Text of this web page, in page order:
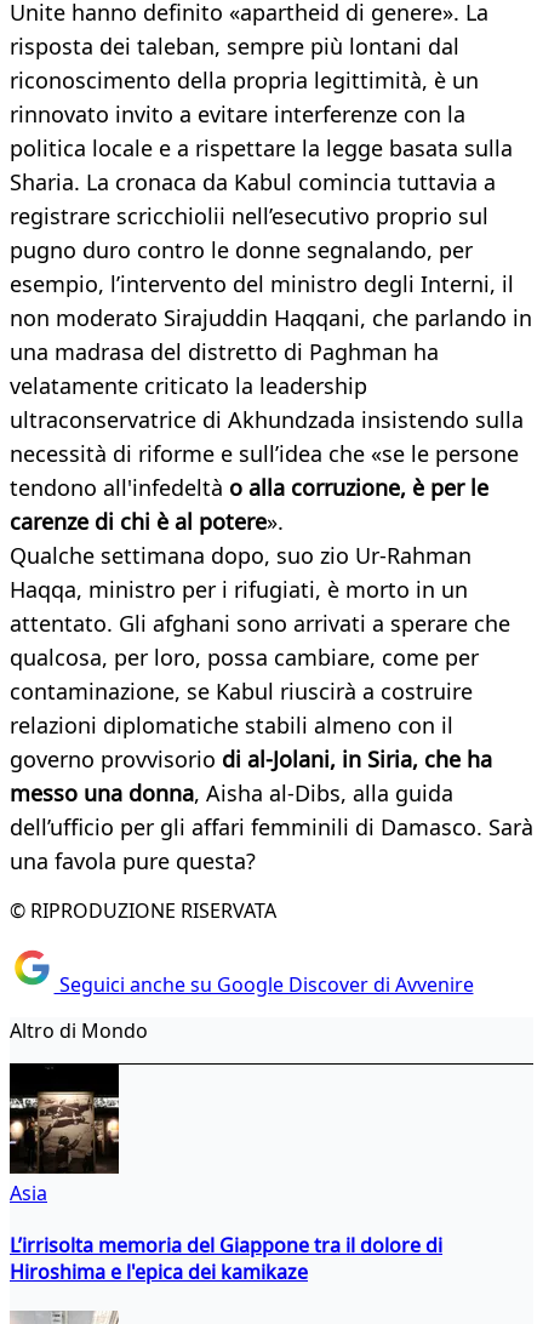
Unite hanno definito «apartheid di genere». La
risposta dei taleban, sempre più lontani dal
riconoscimento della propria legittimità, è un
rinnovato invito a evitare interferenze con la
politica locale e a rispettare la legge basata sulla
Sharia. La cronaca da Kabul comincia tuttavia a
registrare scricchiolii nell’esecutivo proprio sul
pugno duro contro le donne segnalando, per
esempio, l’intervento del ministro degli Interni, il
non moderato Sirajuddin Haqqani, che parlando in
una madrasa del distretto di Paghman ha
velatamente criticato la leadership
ultraconservatrice di Akhundzada insistendo sulla
necessità di riforme e sull’idea che «se le persone
tendono all'infedeltà o alla corruzione, è per le
carenze di chi è al potere».
Qualche settimana dopo, suo zio Ur-Rahman
Haqqa, ministro per i rifugiati, è morto in un
attentato. Gli afghani sono arrivati a sperare che
qualcosa, per loro, possa cambiare, come per
contaminazione, se Kabul riuscirà a costruire
relazioni diplomatiche stabili almeno con il
governo provvisorio di al-Jolani, in Siria, che ha
messo una donna, Aisha al-Dibs, alla guida
dell’ufficio per gli affari femminili di Damasco. Sarà
una favola pure questa?
© RIPRODUZIONE RISERVATA
Seguici anche su Google Discover di Avvenire
Altro di Mondo
Asia
L’irrisolta memoria del Giappone tra il dolore di
Hiroshima e l'epica dei kamikaze